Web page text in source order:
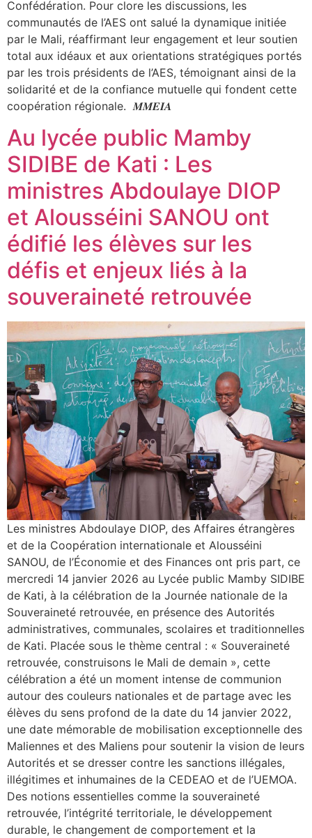
Confédération. Pour clore les discussions, les
communautés de l’AES ont salué la dynamique initiée
par le Mali, réaffirmant leur engagement et leur soutien
total aux idéaux et aux orientations stratégiques portés
par les trois présidents de l’AES, témoignant ainsi de la
solidarité et de la confiance mutuelle qui fondent cette
coopération régionale. 𝑴𝑴𝑬𝑰𝑨
Au lycée public Mamby
SIDIBE de Kati : Les
ministres Abdoulaye DIOP
et Alousséini SANOU ont
édifié les élèves sur les
défis et enjeux liés à la
souveraineté retrouvée
Les ministres Abdoulaye DIOP, des Affaires étrangères
et de la Coopération internationale et Alousséini
SANOU, de l’Économie et des Finances ont pris part, ce
mercredi 14 janvier 2026 au Lycée public Mamby SIDIBE
de Kati, à la célébration de la Journée nationale de la
Souveraineté retrouvée, en présence des Autorités
administratives, communales, scolaires et traditionnelles
de Kati. Placée sous le thème central : « Souveraineté
retrouvée, construisons le Mali de demain », cette
célébration a été un moment intense de communion
autour des couleurs nationales et de partage avec les
élèves du sens profond de la date du 14 janvier 2022,
une date mémorable de mobilisation exceptionnelle des
Maliennes et des Maliens pour soutenir la vision de leurs
Autorités et se dresser contre les sanctions illégales,
illégitimes et inhumaines de la CEDEAO et de l’UEMOA.
Des notions essentielles comme la souveraineté
retrouvée, l’intégrité territoriale, le développement
durable, le changement de comportement et la